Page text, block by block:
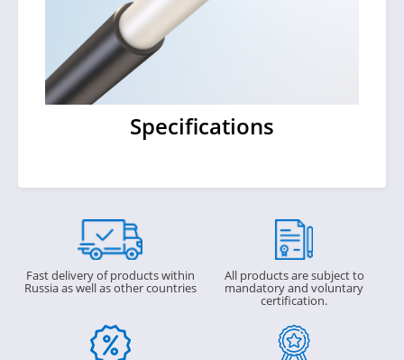
Specifications
Fast delivery of products within
Russia as well as other countries
All products are subject to
mandatory and voluntary
certification.